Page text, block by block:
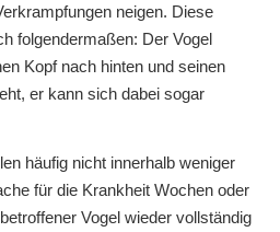
neigen. Diese
folgendermaßen: Der Vogel
Kopf nach hinten und seinen
er kann sich dabei sogar
häufig nicht innerhalb weniger
für die Krankheit Wochen oder
Vogel wieder vollständig